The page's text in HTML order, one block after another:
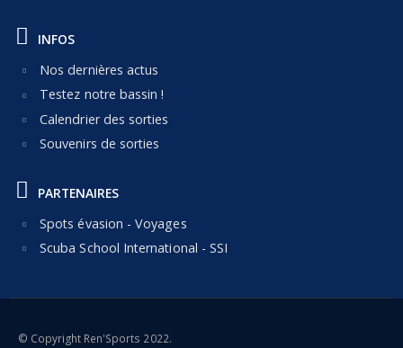
INFOS
Nos dernières actus
Testez notre bassin !
Calendrier des sorties
Souvenirs de sorties
PARTENAIRES
Spots évasion - Voyages
Scuba School International - SSI
© Copyright Ren'Sports 2022.